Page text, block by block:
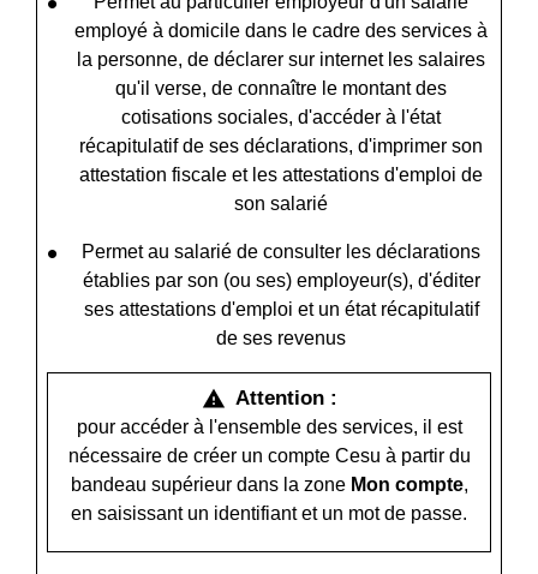
employé à domicile dans le cadre des services à
la personne, de déclarer sur internet les salaires
qu'il verse, de connaître le montant des
cotisations sociales, d'accéder à l'état
récapitulatif de ses déclarations, d'imprimer son
attestation fiscale et les attestations d'emploi de
son salarié
Permet au salarié de consulter les déclarations
établies par son (ou ses) employeur(s), d'éditer
ses attestations d'emploi et un état récapitulatif
de ses revenus
warning Attention :
pour accéder à l'ensemble des services, il est
nécessaire de créer un compte Cesu à partir du
bandeau supérieur dans la zone Mon compte,
en saisissant un identifiant et un mot de passe.